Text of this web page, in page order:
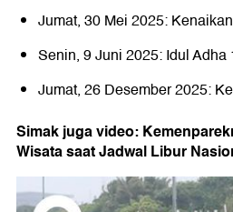
Jumat, 30 Mei 2025:
Senin, 9 Juni 2025: Idul Adha
Jumat, 26 Desember 2025:
Simak juga video:
Wisata saat Jadwal Libur